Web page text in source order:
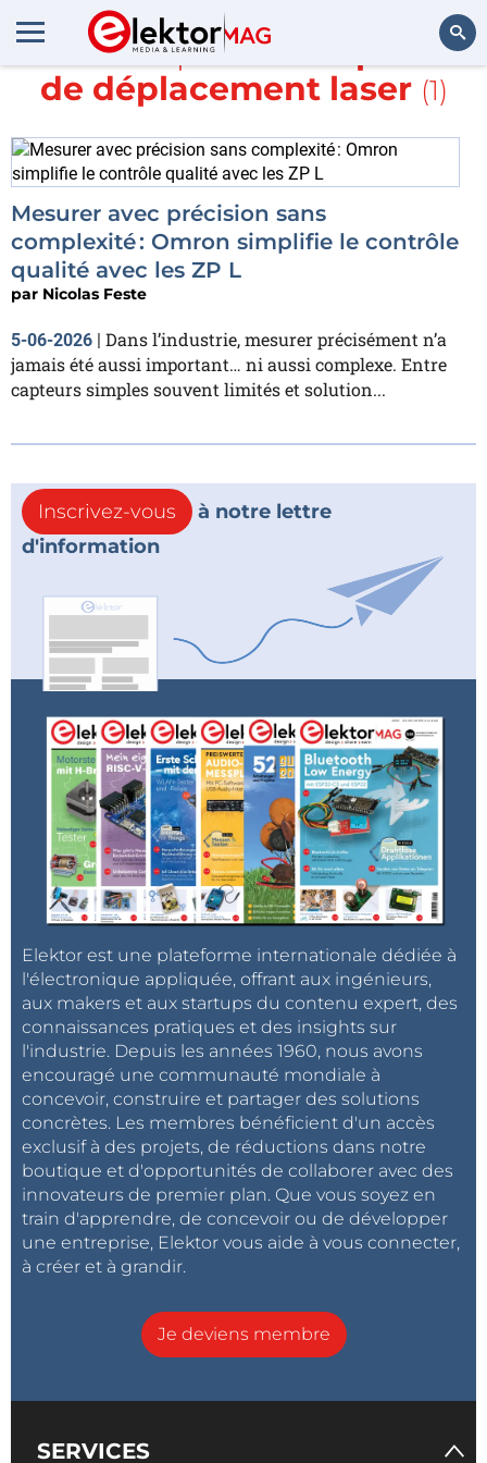
Rechercher
En savoir plus sur
Capteurs
de déplacement laser (1)
Mesurer avec précision sans
complexité : Omron simplifie le contrôle
qualité avec les ZP L
par Nicolas Feste
5-06-2026 | Dans l’industrie, mesurer précisément n’a
jamais été aussi important… ni aussi complexe. Entre
capteurs simples souvent limités et solution...
Inscrivez-vous
à notre lettre
d'information
Elektor est une plateforme internationale dédiée à
l'électronique appliquée, offrant aux ingénieurs,
aux makers et aux startups du contenu expert, des
connaissances pratiques et des insights sur
l'industrie. Depuis les années 1960, nous avons
encouragé une communauté mondiale à
concevoir, construire et partager des solutions
concrètes. Les membres bénéficient d'un accès
exclusif à des projets, de réductions dans notre
boutique et d'opportunités de collaborer avec des
innovateurs de premier plan. Que vous soyez en
train d'apprendre, de concevoir ou de développer
une entreprise, Elektor vous aide à vous connecter,
à créer et à grandir.
Je deviens membre
SERVICES